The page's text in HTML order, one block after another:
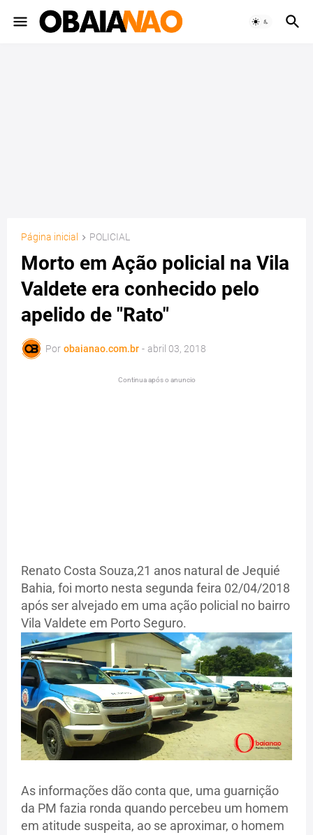
Página inicial POLICIAL
Morto em Ação policial na Vila
Valdete era conhecido pelo
apelido de "Rato"
Por obaianao.com.br - abril 03, 2018
Continua após o anuncio
Renato Costa Souza,21 anos natural de Jequié
Bahia, foi morto nesta segunda feira 02/04/2018
após ser alvejado em uma ação policial no bairro
Vila Valdete em Porto Seguro.
As informações dão conta que, uma guarnição
da PM fazia ronda quando percebeu um homem
em atitude suspeita, ao se aproximar, o homem